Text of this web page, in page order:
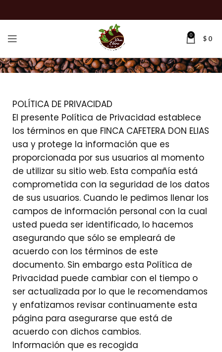
0 $ 0
POLÍTICA DE PRIVACIDAD
El presente Política de Privacidad establece
los términos en que FINCA CAFETERA DON ELIAS
usa y protege la información que es
proporcionada por sus usuarios al momento
de utilizar su sitio web. Esta compañía está
comprometida con la seguridad de los datos
de sus usuarios. Cuando le pedimos llenar los
campos de información personal con la cual
usted pueda ser identificado, lo hacemos
asegurando que sólo se empleará de
acuerdo con los términos de este
documento. Sin embargo esta Política de
Privacidad puede cambiar con el tiempo o
ser actualizada por lo que le recomendamos
y enfatizamos revisar continuamente esta
página para asegurarse que está de
acuerdo con dichos cambios.
Información que es recogida